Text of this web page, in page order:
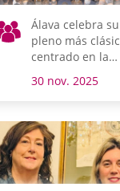
Álava celebra su
pleno más
centrado en la
segregación
en Vitoria-
como capital de
Euskadi
30 nov. 2025